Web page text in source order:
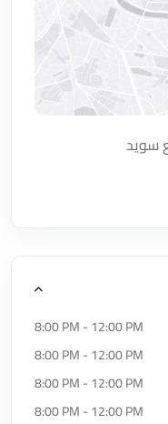
سويد
8:00 PM - 12:00 PM
8:00 PM - 12:00 PM
8:00 PM - 12:00 PM
8:00 PM - 12:00 PM